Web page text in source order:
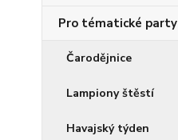
Pro tématické party
Čarodějnice
Lampiony štěstí
Havajský týden